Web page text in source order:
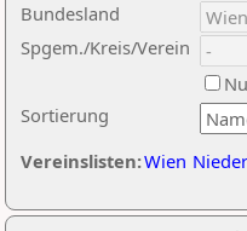
Sortierung
Bundesland
Spgem./Kreis/Verein
Vereinslisten:Wien